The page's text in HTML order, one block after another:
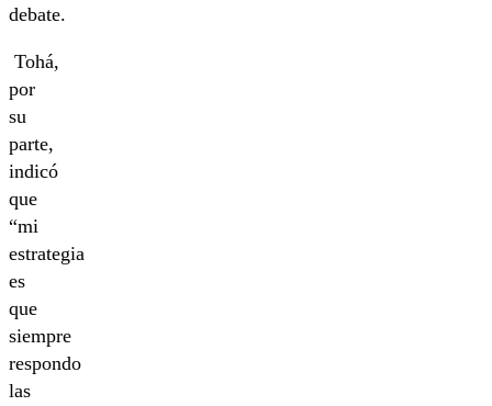
debate.
Tohá,
por
su
parte,
indicó
que
“mi
estrategia
es
que
siempre
respondo
las